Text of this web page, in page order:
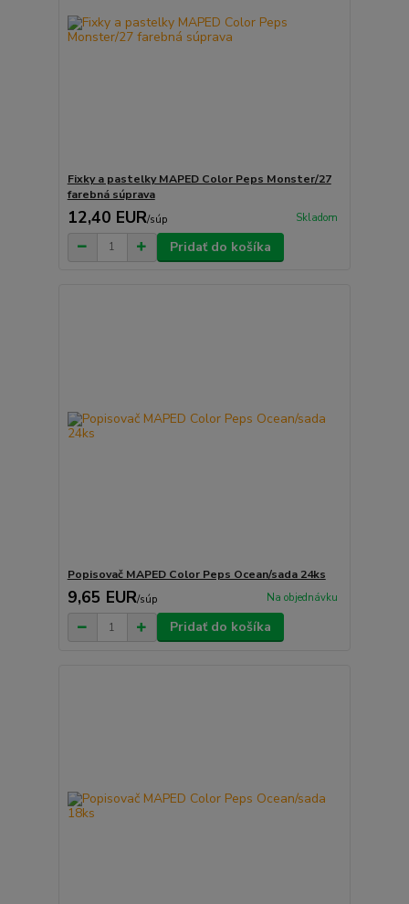
Fixky a pastelky MAPED Color Peps Monster/27
farebná súprava
12,40 EUR/súp Skladom
Pridať do košíka
Popisovač MAPED Color Peps Ocean/sada 24ks
9,65 EUR/súp Na objednávku
Pridať do košíka